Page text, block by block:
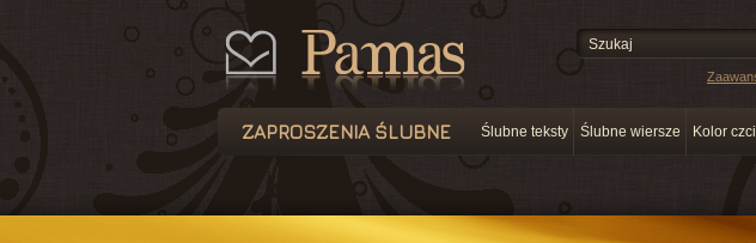
ZAPROSZENIA ŚLUBNE Ślubne teksty Ślubne wiersze Kolor